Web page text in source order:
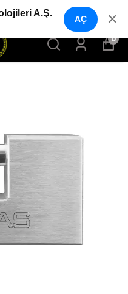
SISTEMLERI
0
A.Ş.
AÇ ✕